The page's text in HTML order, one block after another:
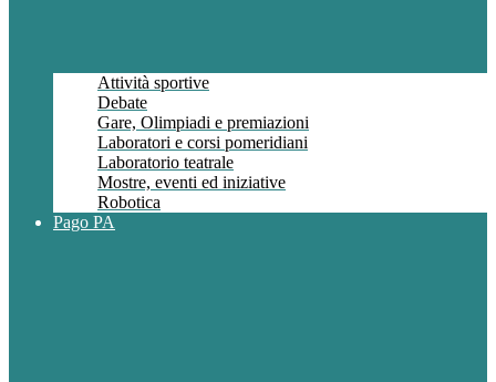
Attività sportive
Debate
Gare, Olimpiadi e premiazioni
Laboratori e corsi pomeridiani
Laboratorio teatrale
Mostre, eventi ed iniziative
Robotica
Pago PA